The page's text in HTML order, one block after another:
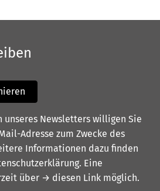
unseres Newsletters willigen Sie
Adresse zum Zwecke des
Informationen dazu finden
. Eine
über → diesen Link möglich.